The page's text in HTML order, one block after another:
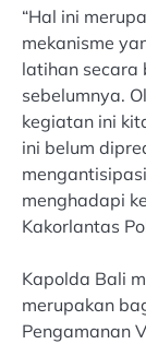
“Hal ini
mekanisme
latihan
sebelumnya.
kegiatan ini
ini belum
menghadapi
Kakorlantas
Kapolda Bali
merupakan
Pengamanan